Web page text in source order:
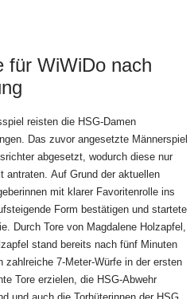
für WiWiDo nach
reisten die HSG-Damen
Das zuvor angesetzte Männerspiel
abgesetzt, wodurch diese nur
antraten. Auf Grund der aktuellen
mit klarer Favoritenrolle ins
Form bestätigen und startete
Durch Tore von Magdalene Holzapfel,
stand bereits nach fünf Minuten
zahlreiche 7-Meter-Würfe in der ersten
Tore erzielen, die HSG-Abwehr